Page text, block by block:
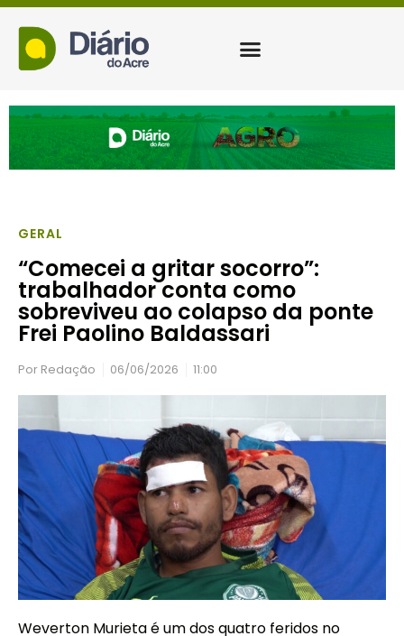
GERAL
“Comecei a gritar socorro”:
trabalhador conta como
sobreviveu ao colapso da ponte
Frei Paolino Baldassari
Por Redação 06/06/2026 11:00
Weverton Murieta é um dos quatro feridos no